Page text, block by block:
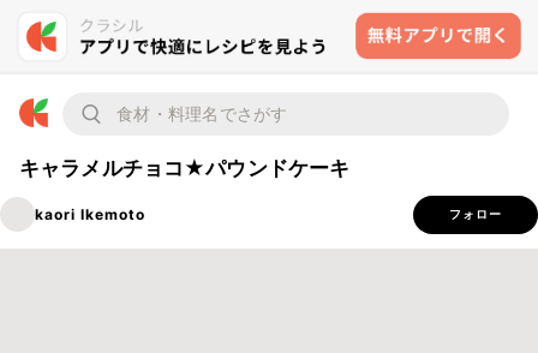
キャラメルチョコ★パウンドケーキ
kaori Ikemoto フォロー